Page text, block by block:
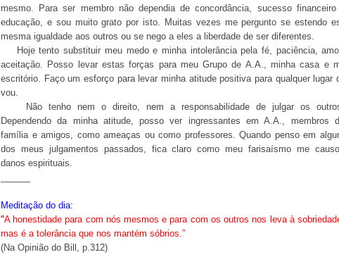
mesmo. Para ser membro não dependia de concordância, sucesso
educação, e sou muito grato por isto. Muitas vezes me pergunto se estendo
mesma igualdade aos outros ou se nego a eles a liberdade de ser diferentes.
Hoje tento substituir meu medo e minha intolerância pela fé, paciência,
aceitação. Posso levar estas forças para meu Grupo de A.A., minha casa e
escritório. Faço um esforço para levar minha atitude positiva para qualquer lugar
vou.
Não tenho nem o direito, nem a responsabilidade de julgar os
Dependendo da minha atitude, posso ver ingressantes em A.A., membros
família e amigos, como ameaças ou como professores. Quando penso em
dos meus julgamentos passados, fica claro como meu farisaísmo me
danos espirituais.
Meditação do dia:
“A honestidade para com nós mesmos e para com os outros nos leva à
mas é a tolerância que nos mantém sóbrios.”
(Na Opinião do Bill, p.312)